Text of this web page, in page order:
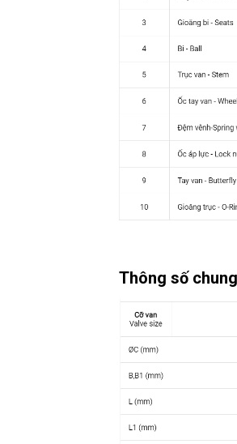
Thông số chung